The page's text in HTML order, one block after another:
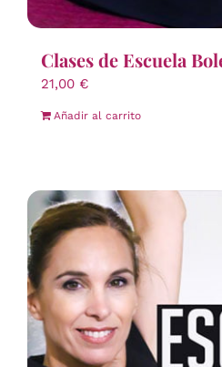
Clases de Escuela
21,00 €
Añadir al carrito